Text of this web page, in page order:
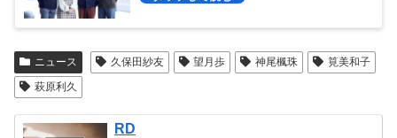
ニュース 久保田紗友 望月歩 神尾楓珠
筧美和子
萩原利久
RD